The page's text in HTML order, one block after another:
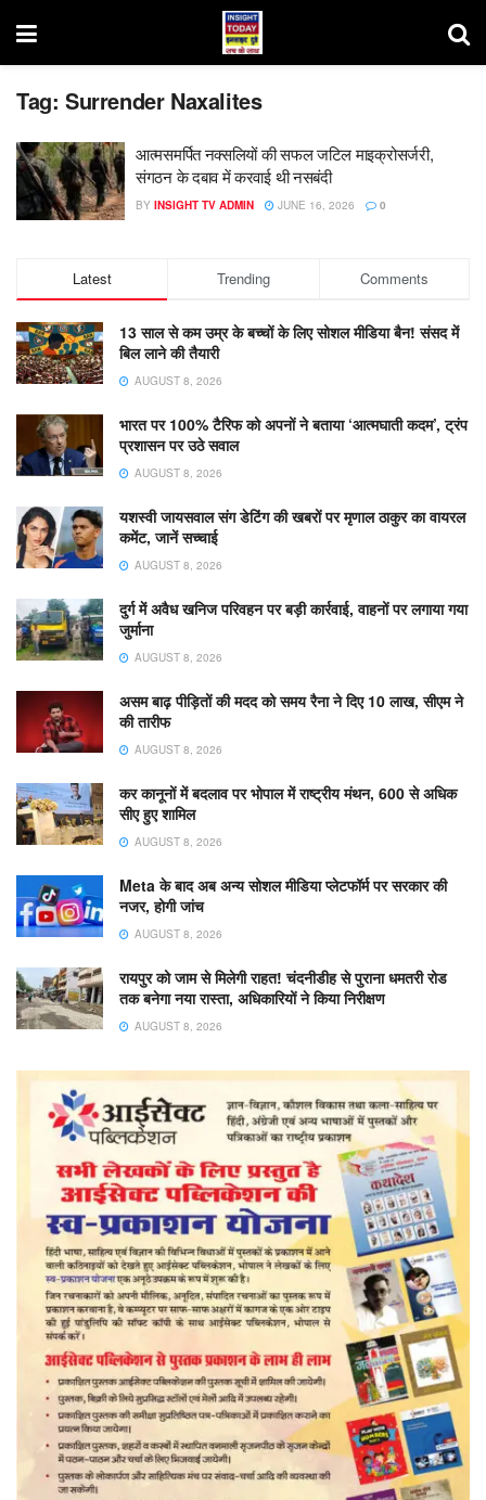
Tag: Surrender Naxalites
आत्मसमर्पित नक्सलियों की सफल जटिल माइक्रोसर्जरी,
संगठन के दबाव में करवाई थी नसबंदी
BY INSIGHT TV ADMIN JUNE 16, 2026 0
Latest Trending Comments
13 साल से कम उम्र के बच्चों के लिए सोशल मीडिया बैन! संसद में
बिल लाने की तैयारी
AUGUST 8, 2026
भारत पर 100% टैरिफ को अपनों ने बताया ‘आत्मघाती कदम’, ट्रंप
प्रशासन पर उठे सवाल
AUGUST 8, 2026
यशस्वी जायसवाल संग डेटिंग की खबरों पर मृणाल ठाकुर का वायरल
कमेंट, जानें सच्चाई
AUGUST 8, 2026
दुर्ग में अवैध खनिज परिवहन पर बड़ी कार्रवाई, वाहनों पर लगाया गया
जुर्माना
AUGUST 8, 2026
असम बाढ़ पीड़ितों की मदद को समय रैना ने दिए 10 लाख, सीएम ने
की तारीफ
AUGUST 8, 2026
कर कानूनों में बदलाव पर भोपाल में राष्ट्रीय मंथन, 600 से अधिक
सीए हुए शामिल
AUGUST 8, 2026
Meta के बाद अब अन्य सोशल मीडिया प्लेटफॉर्म पर सरकार की
नजर, होगी जांच
AUGUST 8, 2026
रायपुर को जाम से मिलेगी राहत! चंदनीडीह से पुराना धमतरी रोड
तक बनेगा नया रास्ता, अधिकारियों ने किया निरीक्षण
AUGUST 8, 2026